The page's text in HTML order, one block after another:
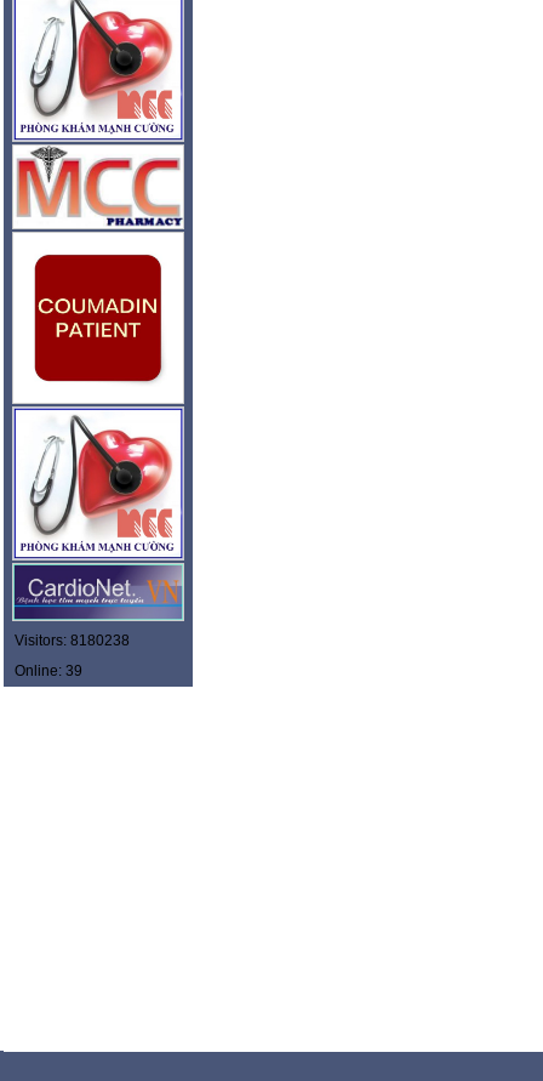
Visitors: 8180238
Online: 39